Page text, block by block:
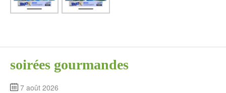
soirées gourmandes
7 août 2026